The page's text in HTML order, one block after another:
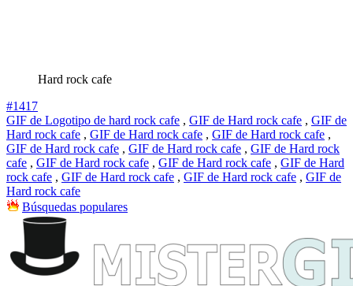
Hard rock cafe
#1417
GIF de Logotipo de hard rock cafe , GIF de Hard rock cafe , GIF de
Hard rock cafe , GIF de Hard rock cafe , GIF de Hard rock cafe ,
GIF de Hard rock cafe , GIF de Hard rock cafe , GIF de Hard rock
cafe , GIF de Hard rock cafe , GIF de Hard rock cafe , GIF de Hard
rock cafe , GIF de Hard rock cafe , GIF de Hard rock cafe , GIF de
Hard rock cafe
Búsquedas populares